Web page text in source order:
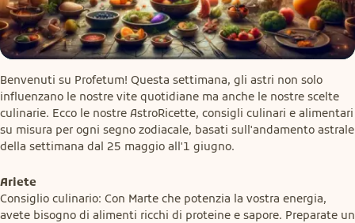
Benvenuti su Profetum! Questa settimana, gli astri non solo
influenzano le nostre vite quotidiane ma anche le nostre scelte
culinarie. Ecco le nostre AstroRicette, consigli culinari e alimentari
su misura per ogni segno zodiacale, basati sull'andamento astrale
della settimana dal 25 maggio all'1 giugno.
Ariete
Consiglio culinario: Con Marte che potenzia la vostra energia,
avete bisogno di alimenti ricchi di proteine e sapore. Preparate un